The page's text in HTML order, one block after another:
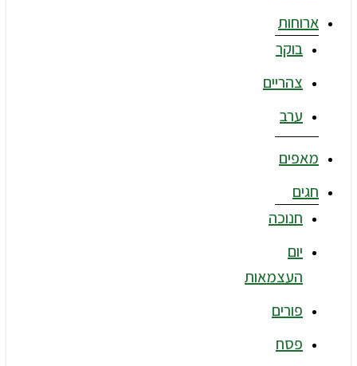
ארוחות
בוקר
צהריים
ערב
מאפים
חגים
חנוכה
יום
העצמאות
פורים
פסח